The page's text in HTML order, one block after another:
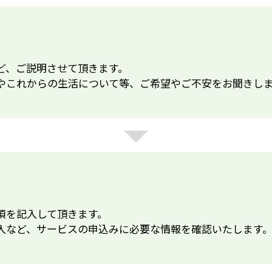
ご説明させて頂きます。
れからの生活について等、ご希望やご不安をお聞きしま
記入して頂きます。
ど、サービスの申込みに必要な情報を確認いたします。